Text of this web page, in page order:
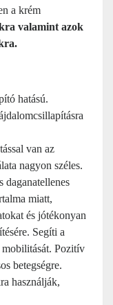
a krém
valamint azok
hatású.
van az
nagyon széles.
daganatellenes
miatt,
és jótékonyan
Segíti a
mobilitását. Pozitív
betegségre.
használják,